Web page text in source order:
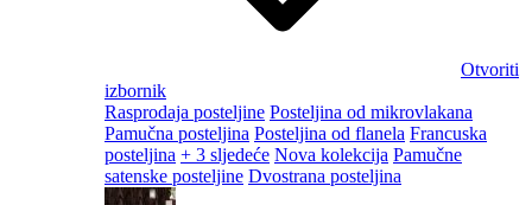
Otvoriti
izbornik
Rasprodaja posteljine Posteljina od mikrovlakana
Pamučna posteljina Posteljina od flanela Francuska
posteljina + 3 sljedeće Nova kolekcija Pamučne
satenske posteljine Dvostrana posteljina